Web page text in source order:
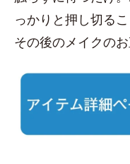
っかりと押し切る
その後のメイクのお